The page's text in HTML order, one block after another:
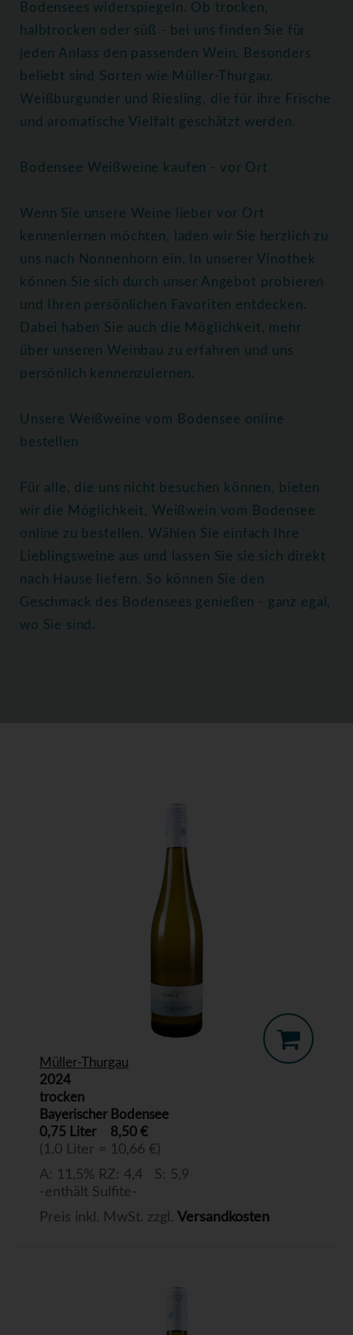
Bodensees widerspiegeln. Ob trocken,
halbtrocken oder süß - bei uns finden Sie für
jeden Anlass den passenden Wein. Besonders
beliebt sind Sorten wie Müller-Thurgau,
Weißburgunder und Riesling, die für ihre Frische
und aromatische Vielfalt geschätzt werden.
Bodensee Weißweine kaufen - vor Ort
Wenn Sie unsere Weine lieber vor Ort
kennenlernen möchten, laden wir Sie herzlich zu
uns nach Nonnenhorn ein. In unserer Vinothek
können Sie sich durch unser Angebot probieren
und Ihren persönlichen Favoriten entdecken.
Dabei haben Sie auch die Möglichkeit, mehr
über unseren Weinbau zu erfahren und uns
persönlich kennenzulernen.
Unsere Weißweine vom Bodensee online
bestellen
Für alle, die uns nicht besuchen können, bieten
wir die Möglichkeit, Weißwein vom Bodensee
online zu bestellen. Wählen Sie einfach Ihre
Lieblingsweine aus und lassen Sie sie sich direkt
nach Hause liefern. So können Sie den
Geschmack des Bodensees genießen - ganz egal,
wo Sie sind.
Müller-Thurgau
2024
trocken
Bayerischer Bodensee
0,75 Liter
8,50 €
(1,0 Liter = 10,66 €)
A: 11,5% RZ: 4,4 S: 5,9
-enthält Sulfite-
Preis inkl. MwSt. zzgl. Versandkosten